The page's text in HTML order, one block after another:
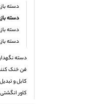
دسته
دسته
دسته
دسته
دسته
فن خنک
کابل و
کاور